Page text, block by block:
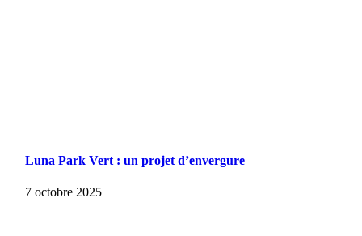
Luna Park Vert : un projet d’envergure
7 octobre 2025